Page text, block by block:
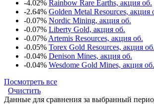
-4.02% Rainbow Rare Earths, акция об.
-2.64% Golden Metal Resources, акция
-0.07% Nordic Mining, акция об.
-0.07% Liberty Gold, акция об.
-0.07% Artemis Resources, акция об.
-0.05% Torex Gold Resources, акция об.
-0.04% Denison Mines, акция об.
-0.04% Wesdome Gold Mines, акция об.
Посмотреть все
Очистить
Данные для сравнения за выбранный